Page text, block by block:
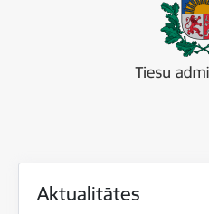
Aktualitātes